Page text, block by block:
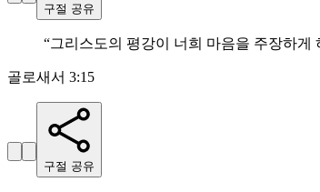
구절 공유
“그리스도의 평강이 너희 마음을 주장하
골로새서 3:15
구절 공유